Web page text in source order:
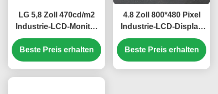
LG 5,8 Zoll 470cd/m2
Industrie-LCD-Monitor
mit 40-Pin-Anschluss
für Mercedes A180
Auto-GPS-
Beste Preis erhalten
4.8 Zoll 800*480 Pixel
Industrie-LCD-Display
mit WLED-
Hintergrundbeleuchtung
TFT-LCD-Panel für
Beste Preis erhalten